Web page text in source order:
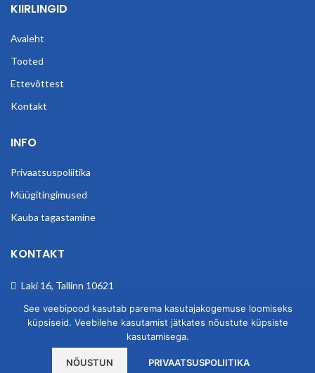
KIIRLINGID
Avaleht
Tooted
Ettevõttest
Kontakt
INFO
Privaatsuspoliitika
Müügitingimused
Kauba tagastamine
KONTAKT
Laki 16, Tallinn 10621
Telefon: (+372) 6801275
E-post: info@obender.eu
See veebipood kasutab parema kasutajakogemuse loomiseks
küpsiseid. Veebilehe kasutamist jätkates nõustute küpsiste
kasutamisega.
NÕUSTUN PRIVAATSUSPOLIITIKA